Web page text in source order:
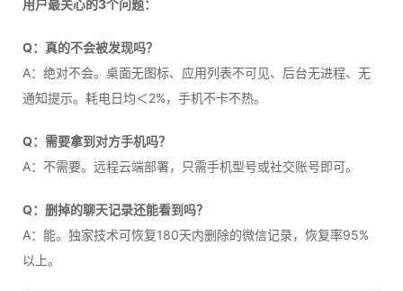
用户最关心的3个问题：
Q：真的不会被发现吗？
A：绝对不会。桌面无图标、应用列表不可见、后台无进程、无
通知提示。耗电日均＜2%，手机不卡不热。
Q：需要拿到对方手机吗？
A：不需要。远程云端部署，只需手机型号或社交账号即可。
Q：删掉的聊天记录还能看到吗？
A：能。独家技术可恢复180天内删除的微信记录，恢复率95%
以上。